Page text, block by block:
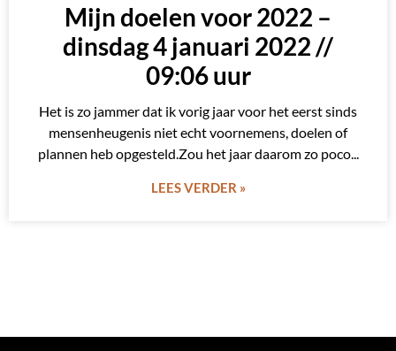
Mijn doelen voor 2022 –
dinsdag 4 januari 2022 //
09:06 uur
Het is zo jammer dat ik vorig jaar voor het eerst sinds
mensenheugenis niet echt voornemens, doelen of
plannen heb opgesteld.Zou het jaar daarom zo poco
LEES VERDER »